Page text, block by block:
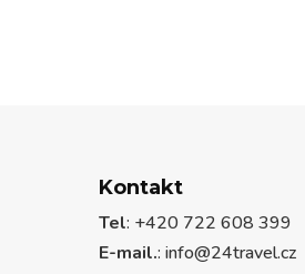
Kontakt
Tel: +420 722 608 399
E-mail.:info@24travel.cz